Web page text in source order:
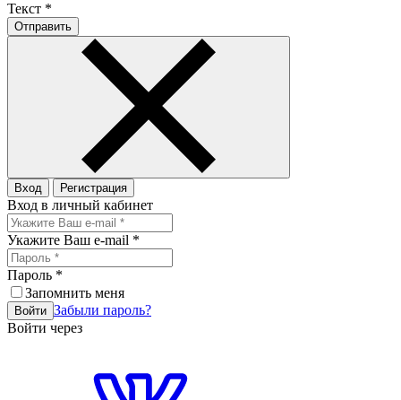
Текст *
Отправить
Вход Регистрация
Вход в личный кабинет
Укажите Ваш e-mail *
Пароль *
Запомнить меня
Войти Забыли пароль?
Войти через